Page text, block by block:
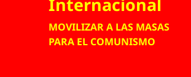
Internacional
MOVILIZAR A LAS MASAS
PARA EL COMUNISMO